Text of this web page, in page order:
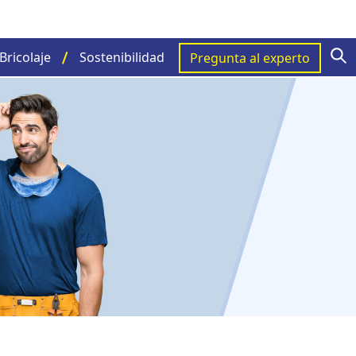
Bricolaje Sostenibilidad Pregunta al experto